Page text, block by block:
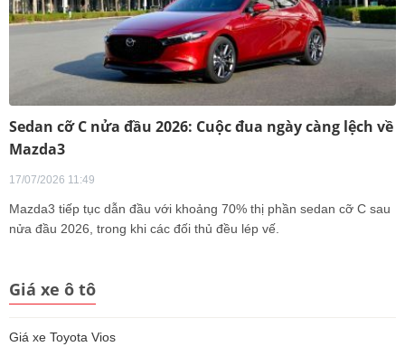
Sedan cỡ C nửa đầu 2026: Cuộc đua ngày càng lệch về
Mazda3
17/07/2026 11:49
Mazda3 tiếp tục dẫn đầu với khoảng 70% thị phần sedan cỡ C sau
nửa đầu 2026, trong khi các đối thủ đều lép vế.
Giá xe ô tô
Giá xe Toyota Vios